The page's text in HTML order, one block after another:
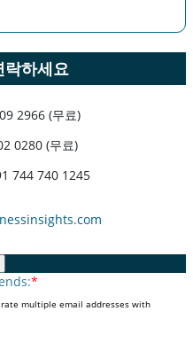
락하세요
2966 (무료)
0280 (무료)
744 740 1245
*
multiple email addresses with